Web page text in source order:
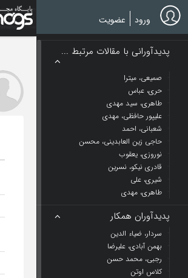
Skip
to
main
ورود عضویت
پدیدآورانی با مقالات مرتبط ...
صمیعی، میترا
حری، عباس
طاهری، سید مهدی
علیپور حافظی، مهدی
شعبانی، احمد
حاجی زین العابدینی، محسن
نوروزی، یعقوب
قادری نیکو، نسرین
شیری، علی
طاهری، مهدی
پدیدآوران همکار
سردار، ضیاء الدین
بهمن آبادی، علیرضا
رجبی، محمد حسن
کلاس اوتن